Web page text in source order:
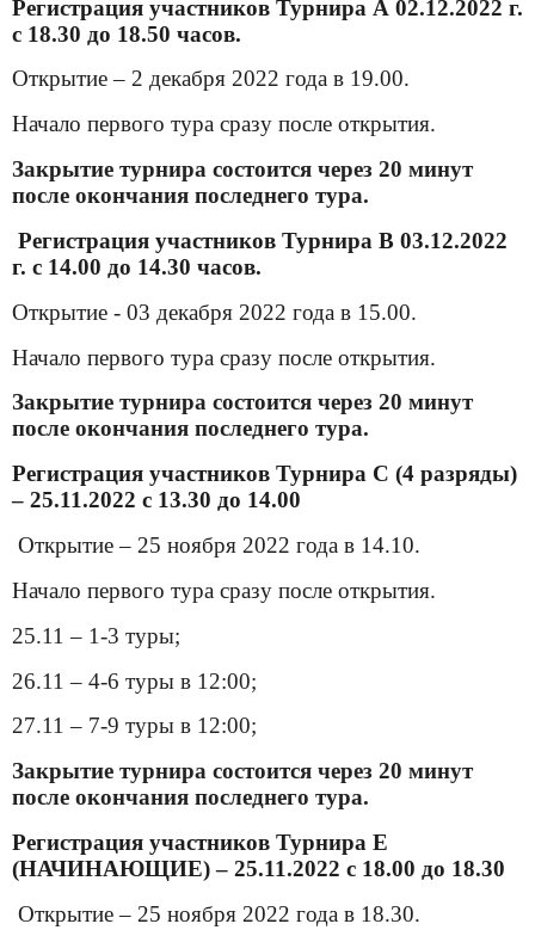
Регистрация участников Турнира А 02.12.2022 г.
с 18.30 до 18.50 часов.
Открытие – 2 декабря 2022 года в 19.00.
Начало первого тура сразу после открытия.
Закрытие турнира состоится через 20 минут
после окончания последнего тура.
Регистрация участников Турнира В 03.12.2022
г. с 14.00 до 14.30 часов.
Открытие - 03 декабря 2022 года в 15.00.
Начало первого тура сразу после открытия.
Закрытие турнира состоится через 20 минут
после окончания последнего тура.
Регистрация участников Турнира С (4 разряды)
– 25.11.2022 с 13.30 до 14.00
Открытие – 25 ноября 2022 года в 14.10.
Начало первого тура сразу после открытия.
25.11 – 1-3 туры;
26.11 – 4-6 туры в 12:00;
27.11 – 7-9 туры в 12:00;
Закрытие турнира состоится через 20 минут
после окончания последнего тура.
Регистрация участников Турнира E
(НАЧИНАЮЩИЕ) – 25.11.2022 с 18.00 до 18.30
Открытие – 25 ноября 2022 года в 18.30.